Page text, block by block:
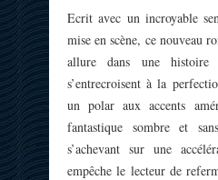
Ecrit avec un incroyable
mise en scène, ce nouveau
allure dans une
s’entrecroisent à la
un polar aux accents
fantastique sombre et
s’achevant sur une
empêche le lecteur de